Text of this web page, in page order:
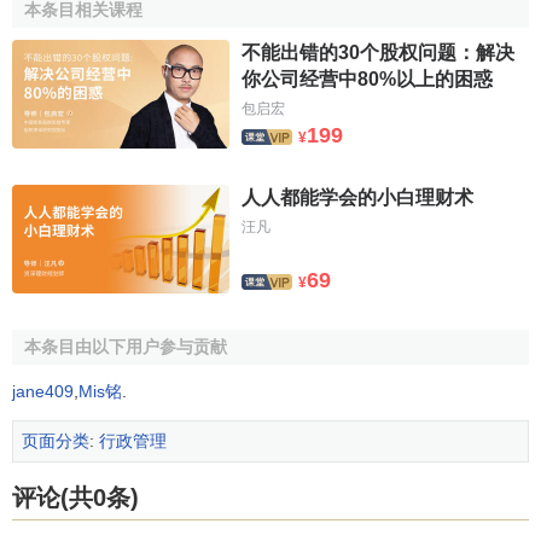
执行，并向义务人征收执行费用的一种行政强制执行方法。
根据奥地利《行政强制执行法》的规定，对于负有劳动给
付，或实务负担之义务人不为履行或不为全部履行，或不在
规定时间内履行的，执行官署可实施代履行。
行官署对拒不履行不作为义务或不可替代性义务的义务主
体，科以新的金钱给付义务或将其收押以迫使其履行义务的
一种行政强制执行方式。奥地利《行政强制执行法》第5条第
1款规定；负有忍受、作为或不作为义务，按照其性质，不能
押，以强制其履行。《行政强制执行法》第5条第3款规定，
能超过4星期。
中华民国于1932年公布《行政执行法》，后来经过1943
年和1947年两次修订，该法总共12条，规定了行政强制执行
的手段，有直接强制和间接强制两种，其中间接强制又包括
本条目相关课程
不能出错的30个股权问题：解决
你公司经营中80%以上的困惑
包启宏
¥199
人人都能学会的小白理财术
汪凡
¥69
本条目由以下用户参与贡献
jane409 Mis铭
页面分类: 行政管理
评论(共0条)